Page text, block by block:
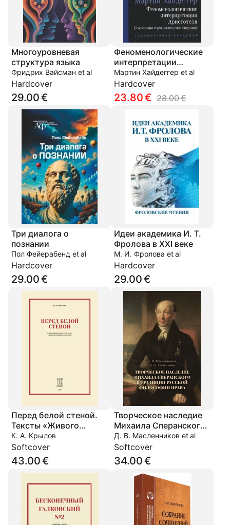
Многоуровневая
структура языка
Фридрих Вайсман et al
Hardcover
29.00 €
Феноменологические
интерпретации
Аристотеля
(Экспозиция
герменевтической
ситуации)
Мартин Хайдеггер et al
Hardcover
23.80 € 28.00 €
Три диалога о
познании
Пол Фейерабенд et al
Hardcover
29.00 €
Идеи академика И. Т.
Фролова в XXI веке
М. И. Фролова et al
Hardcover
29.00 €
Перед белой стеной.
Тексты «Живого
журнала» 2001 года с
комментариями 2011–
2012 годов
К. А. Крылов
Softcover
43.00 €
Творческое наследие
Михаила Сперанского
в традиции русской
философии права
Д. В. Масленников et al
Softcover
34.00 €